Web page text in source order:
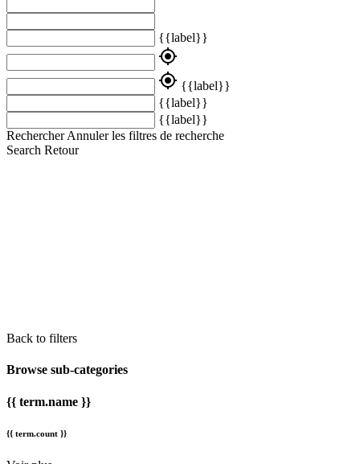
{{label}}
my_location
my_location {{label}}
{{label}}
{{label}}
Rechercher Annuler les filtres de recherche
Search Retour
Back to filters
Browse sub-categories
{{ term.name }}
{{ term.count }}